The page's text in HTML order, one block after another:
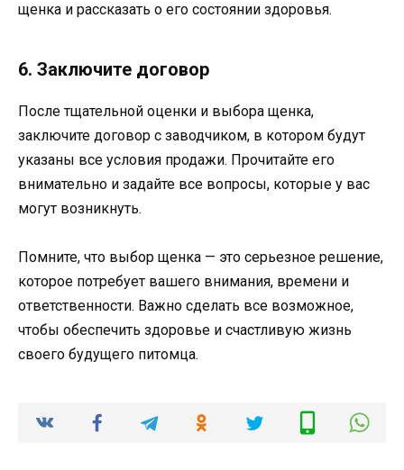
щенка и рассказать о его состоянии здоровья.
6. Заключите договор
После тщательной оценки и выбора щенка,
заключите договор с заводчиком, в котором будут
указаны все условия продажи. Прочитайте его
внимательно и задайте все вопросы, которые у вас
могут возникнуть.
Помните, что выбор щенка — это серьезное решение,
которое потребует вашего внимания, времени и
ответственности. Важно сделать все возможное,
чтобы обеспечить здоровье и счастливую жизнь
своего будущего питомца.